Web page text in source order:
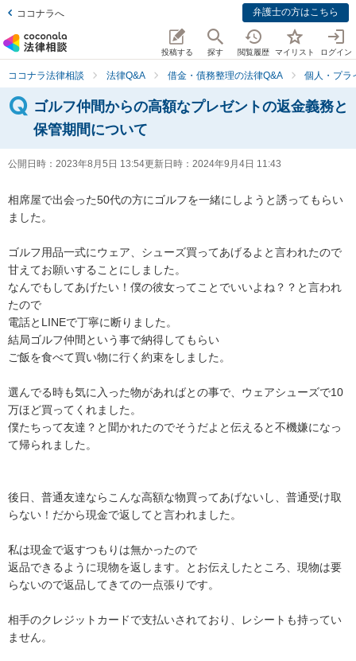
ココナラへ 弁護士の方はこちら
投稿する 探す 閲覧履歴 マイリスト ログイン
ココナラ法律相談 法律Q&A 借金・債務整理の法律Q&A 個人・プラ
ゴルフ仲間からの高額なプレゼントの返金義務と
保管期間について
公開日時： 2023年8月5日 13:54更新日時： 2024年9月4日 11:43
相席屋で出会った50代の方にゴルフを一緒にしようと誘ってもらい
ました。
ゴルフ用品一式にウェア、シューズ買ってあげるよと言われたので
甘えてお願いすることにしました。
なんでもしてあげたい！僕の彼女ってことでいいよね？？と言われ
たので
電話とLINEで丁寧に断りました。
結局ゴルフ仲間という事で納得してもらい
ご飯を食べて買い物に行く約束をしました。
選んでる時も気に入った物があればとの事で、ウェアシューズで10
万ほど買ってくれました。
僕たちって友達？と聞かれたのでそうだよと伝えると不機嫌になっ
て帰られました。
後日、普通友達ならこんな高額な物買ってあげないし、普通受け取
らない！だから現金で返してと言われました。
私は現金で返すつもりは無かったので
返品できるように現物を返します。とお伝えしたところ、現物は要
らないので返品してきての一点張りです。
相手のクレジットカードで支払いされており、レシートも持ってい
ません。